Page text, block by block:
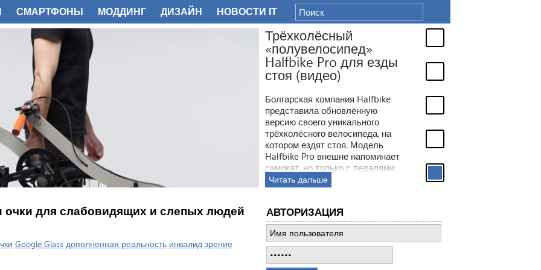
Трёхколёсный
«полувелосипед»
Halfbike Pro для езды
стоя (видео)
Болгарская компания Halfbike
представила обновлённую
версию своего уникального
трёхколёсного велосипеда, на
котором ездят стоя. Модель
Halfbike Pro внешне напоминает
самокат, но только с педалями.
Читать дальше
очки для слабовидящих и слепых людей
Google Glass дополненная реальность инвалид зрение
АВТОРИЗАЦИЯ
СМАРТФОНЫ МОДДИНГ ДИЗАЙН НОВОСТИ IT
ФОТО